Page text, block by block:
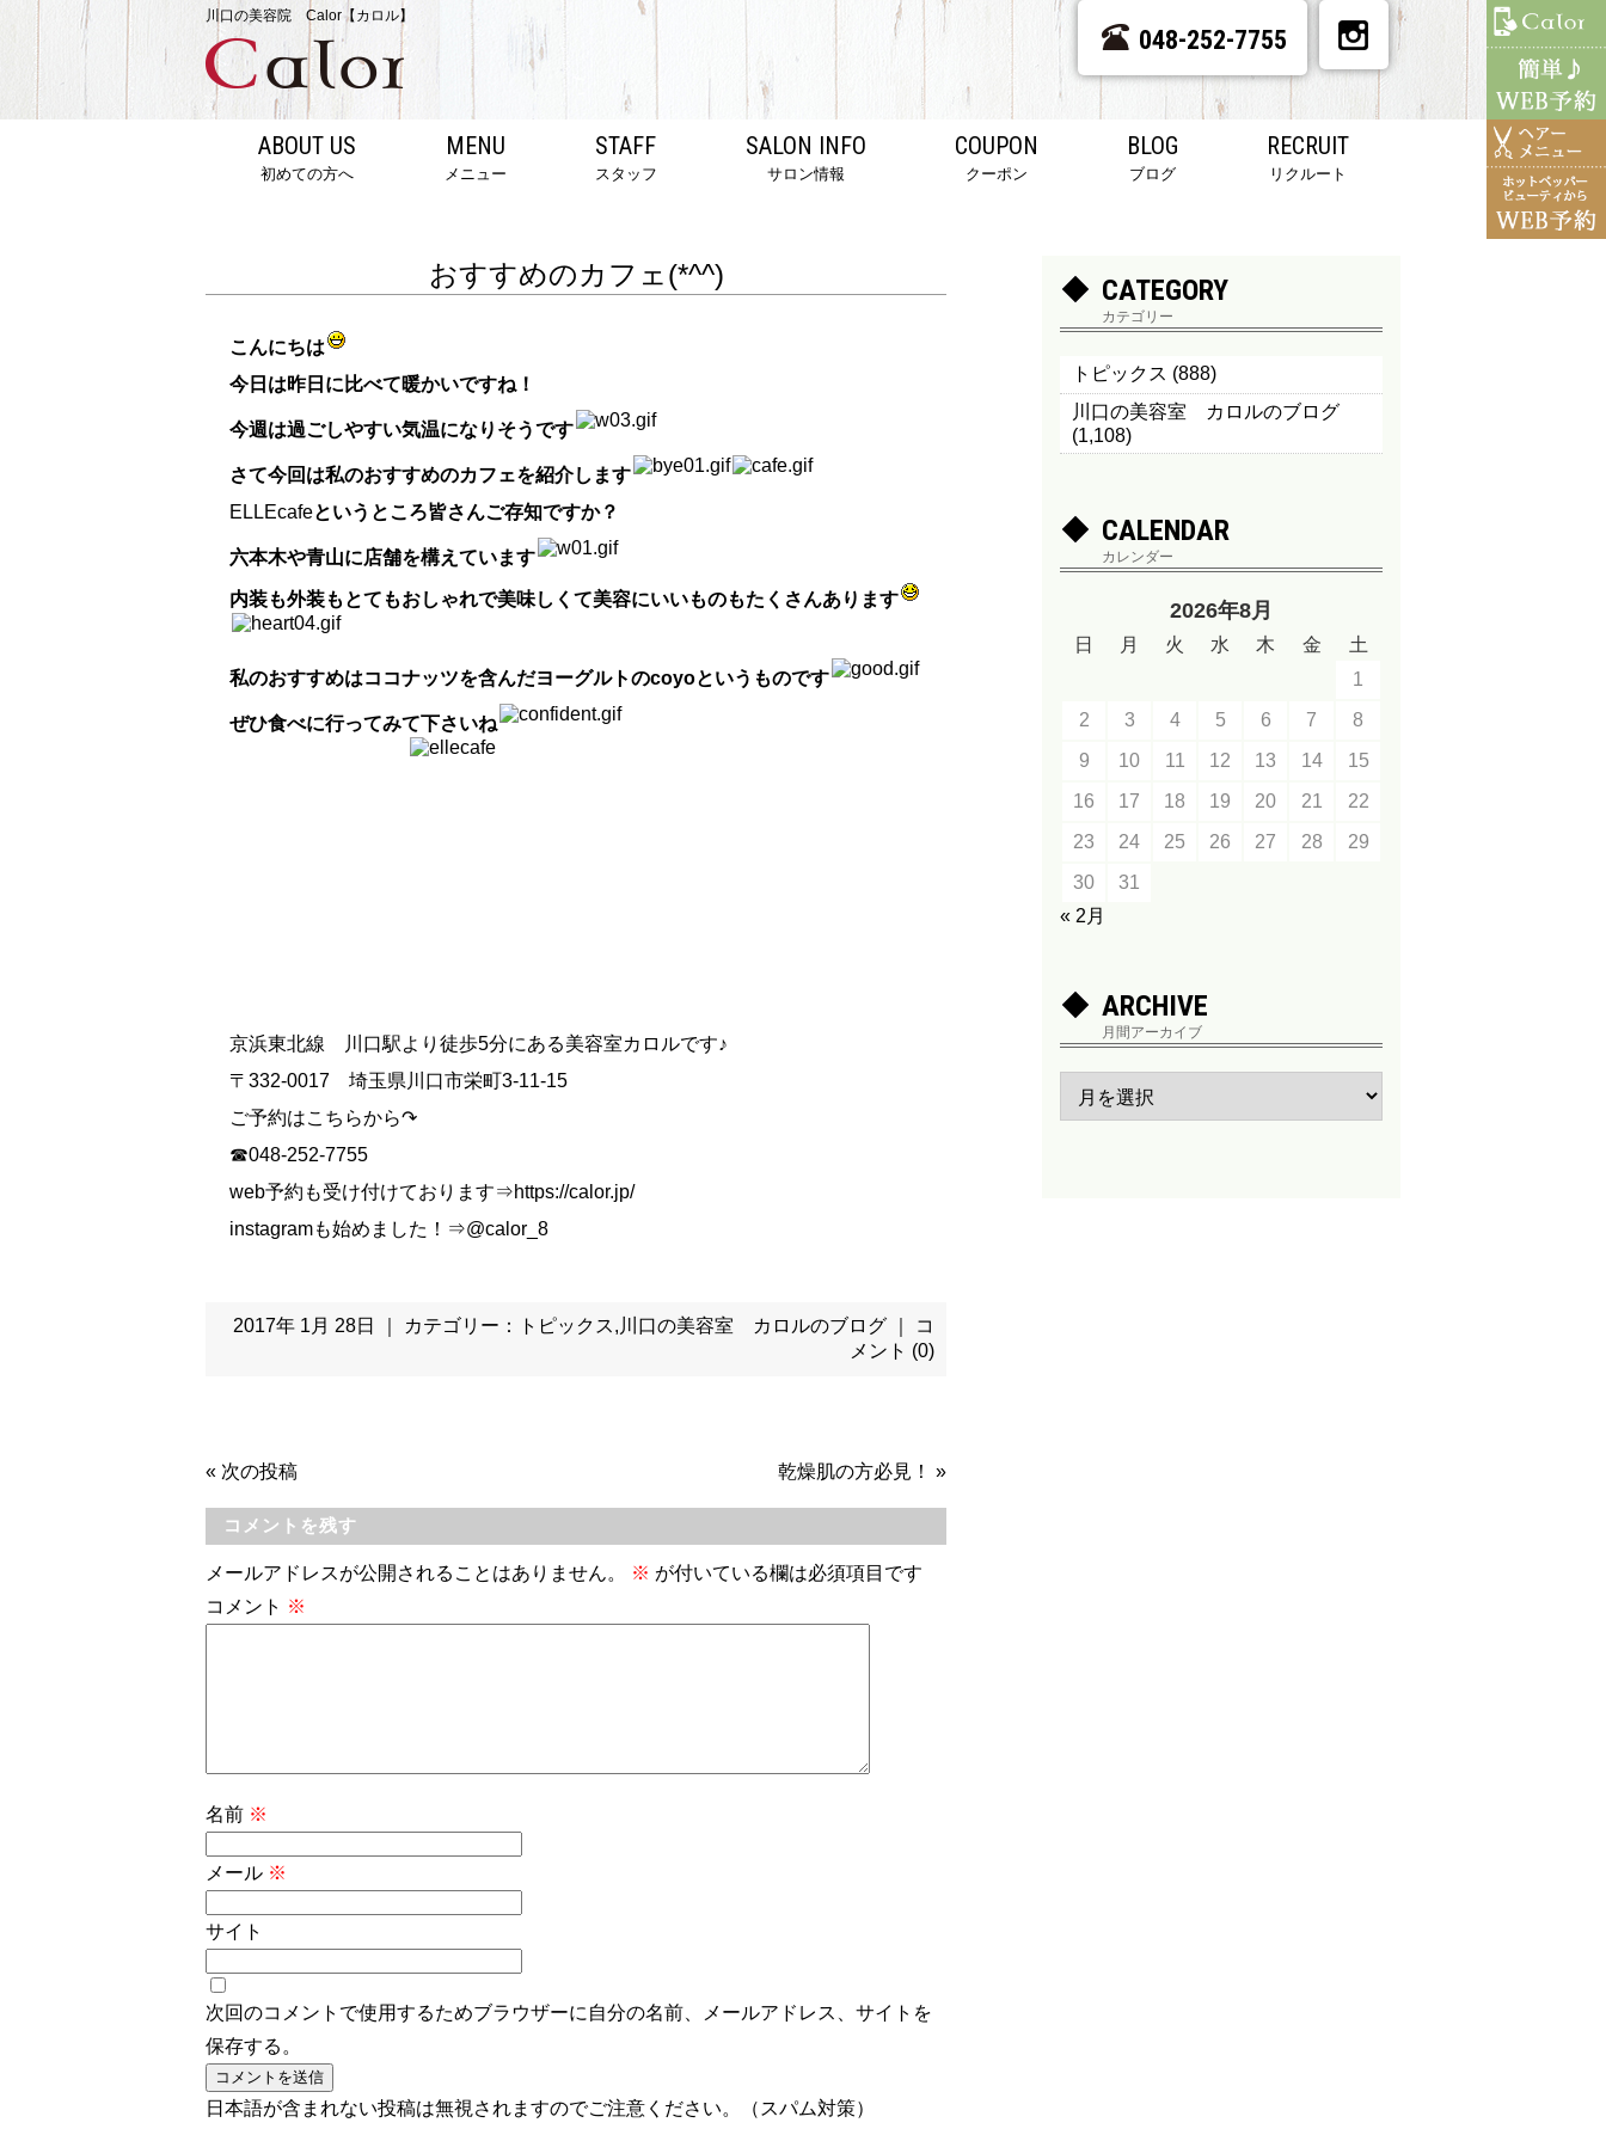
川口の美容院 Calor【カロル】
048-252-7755
ABOUT US
初めての方へ
MENU
メニュー
STAFF
スタッフ
SALON INFO
サロン情報
COUPON
クーポン
BLOG
ブログ
RECRUIT
リクルート
おすすめのカフェ(*^^)
こんにちは
今日は昨日に比べて暖かいですね！
今週は過ごしやすい気温になりそうです
さて今回は私のおすすめのカフェを紹介します
ELLEcafeというところ皆さんご存知ですか？
六本木や青山に店舗を構えています
内装も外装もとてもおしゃれで美味しくて美容にいいものもたくさんあります
私のおすすめはココナッツを含んだヨーグルトのcoyoというものです
ぜひ食べに行ってみて下さいね
京浜東北線 川口駅より徒歩5分にある美容室カロルです♪
〒332-0017 埼玉県川口市栄町3-11-15
ご予約はこちらから↷
☎048-252-7755
web予約も受け付けております⇒https://calor.jp/
instagramも始めました！⇒@calor_8
2017年 1月 28日 ｜ カテゴリー： トピックス, 川口の美容室 カロルのブログ
コ
メント (0)
« 次の投稿 乾燥肌の方必見！ »
コメントを残す
メールアドレスが公開されることはありません。 ※ が付いている欄は必須項目です
コメント ※
名前 ※
メール ※
サイト
次回のコメントで使用するためブラウザーに自分の名前、メールアドレス、サイトを
保存する。
日本語が含まれない投稿は無視されますのでご注意ください。（スパム対策）
CATEGORY
カテゴリー
トピックス (888)
川口の美容室 カロルのブログ
(1,108)
CALENDAR
カレンダー
2026年8月
日 月 火 水 木 金
土
1
2
3 4 5 6 7
8
9
10 11 12 13 14
15
16
17 18 19 20 21
22
23
24 25 26 27 28
29
30
31
« 2月
ARCHIVE
月間アーカイブ